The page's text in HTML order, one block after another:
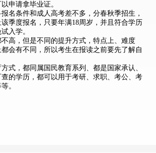
申请拿毕业证。
名条件和成人高考差不多，分春秋季招生，
季度报名，只要年满18周岁，并且符合学历
入学。
高，但是不同的提升方式，特点上、难度
会有不同，所以考生在报读之前要先了解自
式，都同属国民教育系列、都是国家承认、
的学历，都可以用于考研、求职、考公、考
。